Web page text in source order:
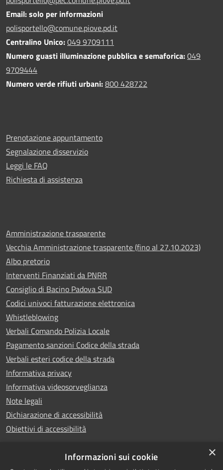
Email: solo per informazioni
polisportello@comune.piove.pd.it
Centralino Unico:049 9709111
Numero guasti illuminazione pubblica e semaforica:049
9709444
Numero verde rifiuti urbani:800 428722
Prenotazione appuntamento
Segnalazione disservizio
Leggi le FAQ
Richiesta di assistenza
Amministrazione trasparente
Vecchia Amministrazione trasparente (fino al 27.10.2023)
Albo pretorio
Interventi Finanziati da PNRR
Consiglio di Bacino Padova SUD
Codici univoci fatturazione elettronica
Whistleblowing
Verbali Comando Polizia Locale
Pagamento sanzioni Codice della strada
Verbali esteri codice della strada
Informativa privacy
Informativa videosorveglianza
Note legali
Dichiarazione di accessibilità
Obiettivi di accessibilità
×
Informazioni sui cookie